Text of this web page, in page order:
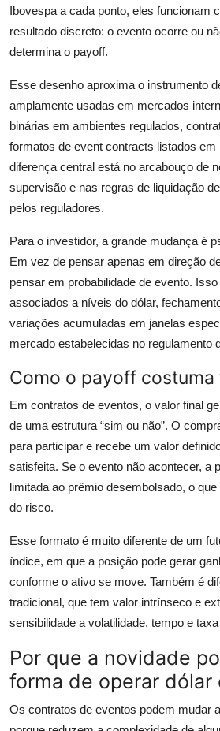
Ibovespa a cada ponto, eles funcionam
resultado discreto: o evento ocorre ou
determina o payoff.
Esse desenho aproxima o instrumento
amplamente usadas em mercados
binárias em ambientes regulados,
formatos de event contracts listados em
diferença central está no arcabouço de
supervisão e nas regras de liquidação
pelos reguladores.
Para o investidor, a grande mudança é
Em vez de pensar apenas em direção
pensar em probabilidade de evento.
associados a níveis do dólar,
variações acumuladas em janelas
mercado estabelecidas no regulamento
Como o payoff costuma
Em contratos de eventos, o valor final
de uma estrutura “sim ou não”. O
para participar e recebe um valor
satisfeita. Se o evento não acontecer, a
limitada ao prêmio desembolsado, o
do risco.
Esse formato é muito diferente de um
índice, em que a posição pode gerar
conforme o ativo se move. Também é
tradicional, que tem valor intrínseco e
sensibilidade a volatilidade, tempo e
Por que a novidade
forma de operar dólar
Os contratos de eventos podem mudar